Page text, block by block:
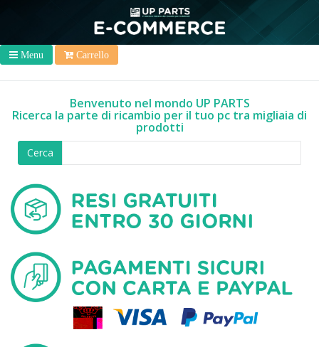
Menu Carrello
Benvenuto nel mondo UP PARTS
Ricerca la parte di ricambio per il tuo pc tra migliaia di
prodotti
Cerca